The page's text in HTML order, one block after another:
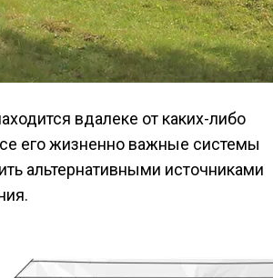
вдалеке от каких-либо
его жизненно важные системы
альтернативными источниками